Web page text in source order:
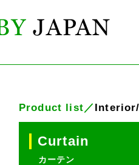
Product list／
Curtain
カーテン